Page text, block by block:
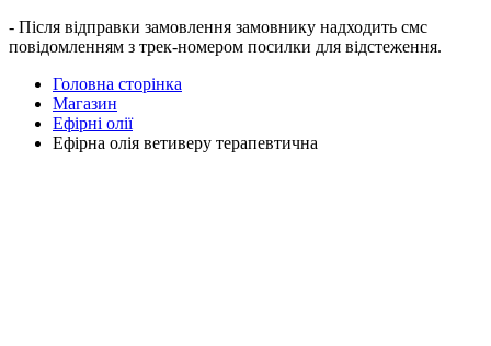
- Після відправки замовлення замовнику надходить смс
повідомленням з трек-номером посилки для відстеження.
Головна сторінка
Магазин
Ефірні олії
Ефірна олія ветиверу терапевтична